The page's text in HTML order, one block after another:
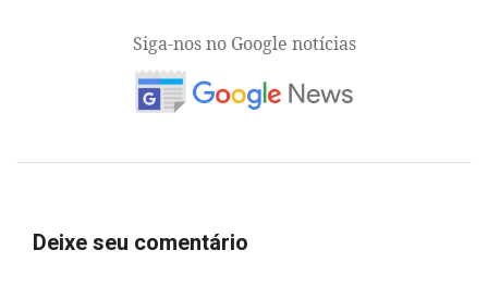
Siga-nos no Google notícias
Deixe seu comentário